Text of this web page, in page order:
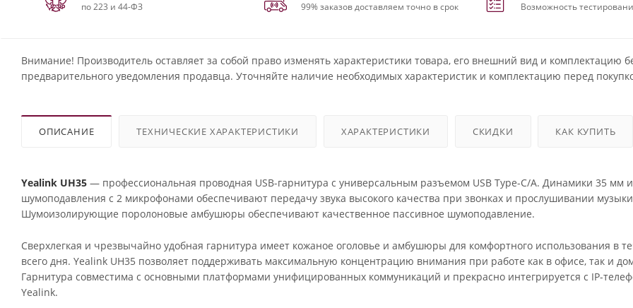
по 223 и 44-ФЗ
99% заказов доставляем точно в срок
Возможность
Внимание! Производитель оставляет за собой право изменять характеристики товара, его внешний вид и комплектацию
предварительного уведомления продавца. Уточняйте наличие необходимых характеристик и комплектацию перед
ОПИСАНИЕ ТЕХНИЧЕСКИЕ ХАРАКТЕРИСТИКИ ХАРАКТЕРИСТИКИ СКИДКИ КАК КУПИТЬ
Yealink UH35 — профессиональная проводная USB-гарнитура с универсальным разъемом USB Type-C/A. Динамики 35 мм
шумоподавления с 2 микрофонами обеспечивают передачу звука высокого качества при звонках и прослушивании
Шумоизолирующие поролоновые амбушюры обеспечивают качественное пассивное шумоподавление.
Сверхлегкая и чрезвычайно удобная гарнитура имеет кожаное оголовье и амбушюры для комфортного использования в
всего дня. Yealink UH35 позволяет поддерживать максимальную концентрацию внимания при работе как в офисе, так и
Гарнитура совместима с основными платформами унифицированных коммуникаций и прекрасно интегрируется с IP-
Yealink.